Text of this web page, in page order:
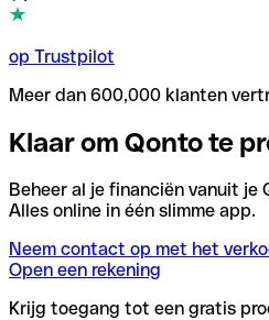
op Trustpilot
Meer dan 600,000 klanten
Klaar om Qonto te
Beheer al je financiën vanuit je
Alles online in één slimme app.
Neem contact op met het
Open een rekening
Krijg toegang tot een gratis